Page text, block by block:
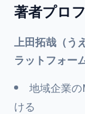
著者プロ
上田拓哉（う
ラットフォー
地域企業
ける